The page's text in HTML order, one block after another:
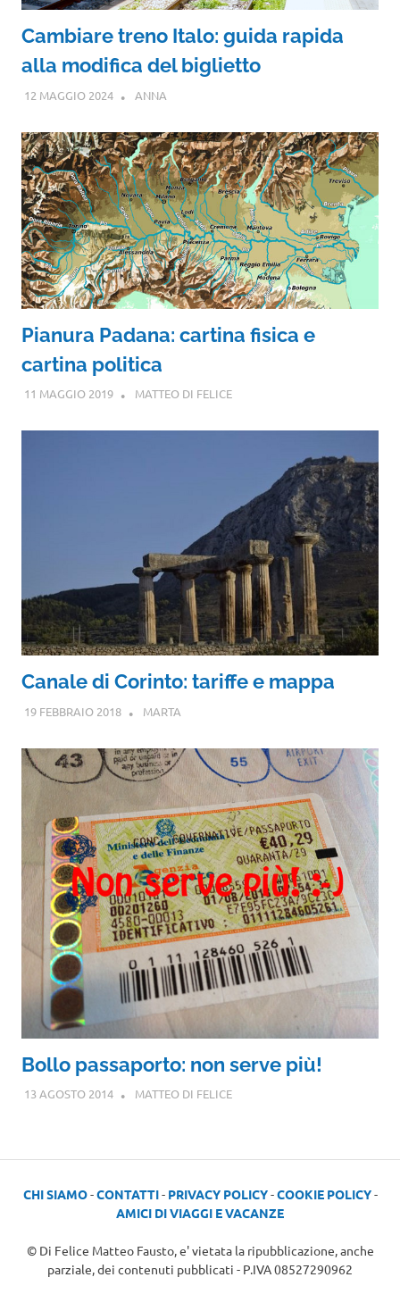
Cambiare treno Italo: guida rapida
alla modifica del biglietto
12 MAGGIO 2024 ANNA
Pianura Padana: cartina fisica e
cartina politica
11 MAGGIO 2019 MATTEO DI FELICE
Canale di Corinto: tariffe e mappa
19 FEBBRAIO 2018 MARTA
Bollo passaporto: non serve più!
13 AGOSTO 2014 MATTEO DI FELICE
CHI SIAMO-CONTATTI- PRIVACY POLICY-COOKIE POLICY-
AMICI DI VIAGGI E VACANZE
© Di Felice Matteo Fausto, e' vietata la ripubblicazione, anche
parziale, dei contenuti pubblicati - P.IVA 08527290962